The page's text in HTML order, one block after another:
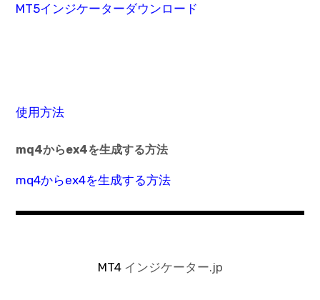
MT5インジケーターダウンロード
使用方法
mq4からex4を生成する方法
mq4からex4を生成する方法
MT4インジケーター.jp